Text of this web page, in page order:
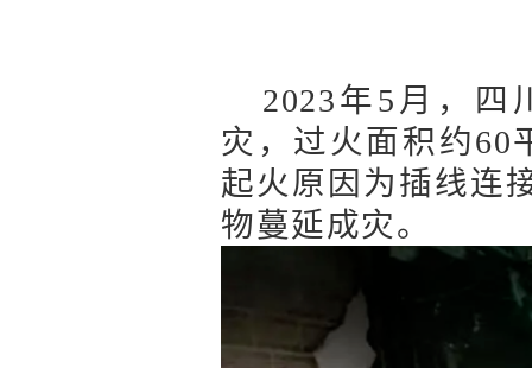
2023年5月，四
灾，过火面积约60
起火原因为插线连
物蔓延成灾。